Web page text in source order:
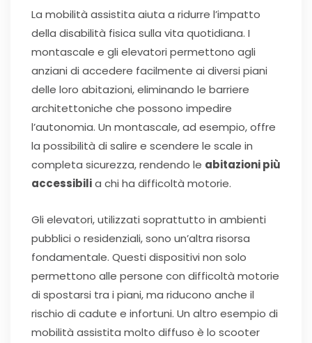
La mobilità assistita aiuta a ridurre l’impatto
della disabilità fisica sulla vita quotidiana. I
montascale e gli elevatori permettono agli
anziani di accedere facilmente ai diversi piani
delle loro abitazioni, eliminando le barriere
architettoniche che possono impedire
l’autonomia. Un montascale, ad esempio, offre
la possibilità di salire e scendere le scale in
completa sicurezza, rendendo le abitazioni più
accessibilia chi ha difficoltà motorie.
Gli elevatori, utilizzati soprattutto in ambienti
pubblici o residenziali, sono un’altra risorsa
fondamentale. Questi dispositivi non solo
permettono alle persone con difficoltà motorie
di spostarsi tra i piani, ma riducono anche il
rischio di cadute e infortuni. Un altro esempio di
mobilità assistita molto diffuso è lo scooter